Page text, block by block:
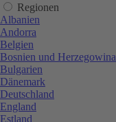
Regionen
Albanien
Andorra
Belgien
Bosnien und Herzegowina
Bulgarien
Dänemark
Deutschland
England
Estland